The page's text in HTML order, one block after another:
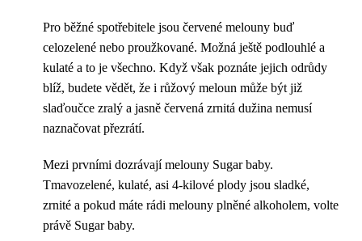
Pro běžné spotřebitele jsou červené melouny buď
celozelené nebo proužkované. Možná ještě podlouhlé a
kulaté a to je všechno. Když však poznáte jejich odrůdy
blíž, budete vědět, že i růžový meloun může být již
slaďoučce zralý a jasně červená zrnitá dužina nemusí
naznačovat přezrátí.
Mezi prvními dozrávají melouny Sugar baby.
Tmavozelené, kulaté, asi 4-kilové plody jsou sladké,
zrnité a pokud máte rádi melouny plněné alkoholem, volte
právě Sugar baby.